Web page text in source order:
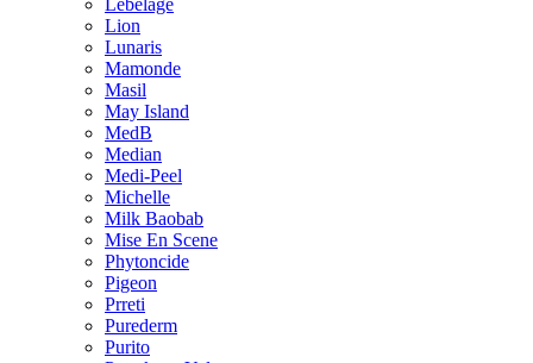
Lebelage
Lion
Lunaris
Mamonde
Masil
May Island
MedB
Median
Medi-Peel
Michelle
Milk Baobab
Mise En Scene
Phytoncide
Pigeon
Prreti
Purederm
Purito